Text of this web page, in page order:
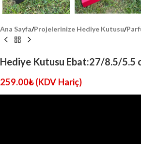
Ana Sayfa/Projelerinize Hediye Kutusu/
Hediye Kutusu Ebat:27/8.5/5.5
259.00₺ (KDV Hariç)